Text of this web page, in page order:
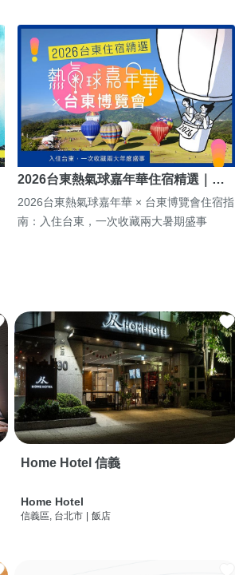
2026台東熱氣球嘉年華住宿精選｜…
2026台東熱氣球嘉年華 × 台東博覽會住宿指
南：入住台東，一次收藏兩大暑期盛事
Home Hotel 信義
Home Hotel
信義區, 台北市 飯店